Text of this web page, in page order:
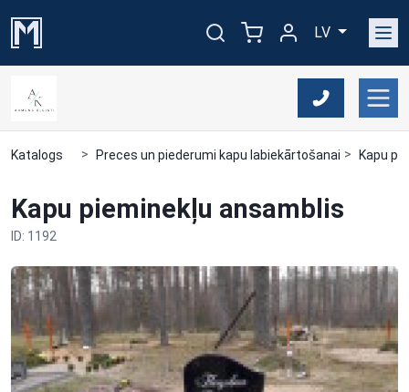
LV
Katalogs Preces un piederumi kapu labiekārtošanai Kapu
Kapu pieminekļu ansamblis
ID: 1192